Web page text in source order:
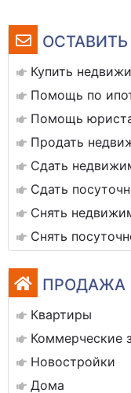
ОСТАВИТЬ
Купить
Помощь по
Помощь
Продать
Сдать
Сдать
Снять
Снять
ПРОДАЖА
Квартиры
Коммерческие
Новостройки
Дома